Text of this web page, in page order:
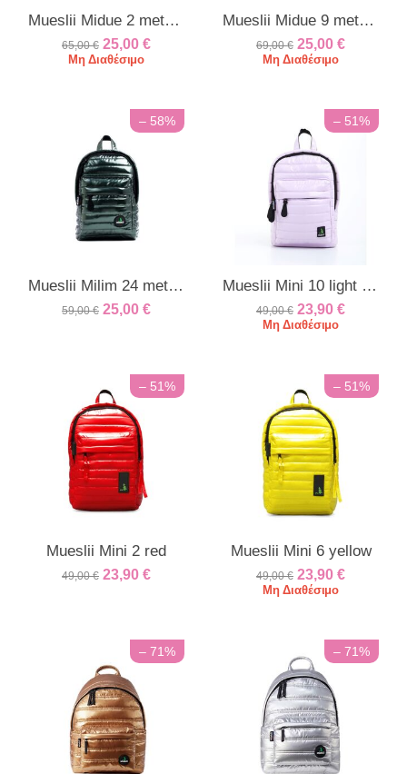
Mueslii Midue 2 metal blue
65,00 € 25,00 €
Μη Διαθέσιμο
Mueslii Midue 9 metal silver
69,00 € 25,00 €
Μη Διαθέσιμο
– 58%
Mueslii Milim 24 metal green
59,00 € 25,00 €
– 51%
Mueslii Mini 10 light pink
49,00 € 23,90 €
Μη Διαθέσιμο
– 51%
Mueslii Mini 2 red
49,00 € 23,90 €
– 51%
Mueslii Mini 6 yellow
49,00 € 23,90 €
Μη Διαθέσιμο
– 71% – 71%